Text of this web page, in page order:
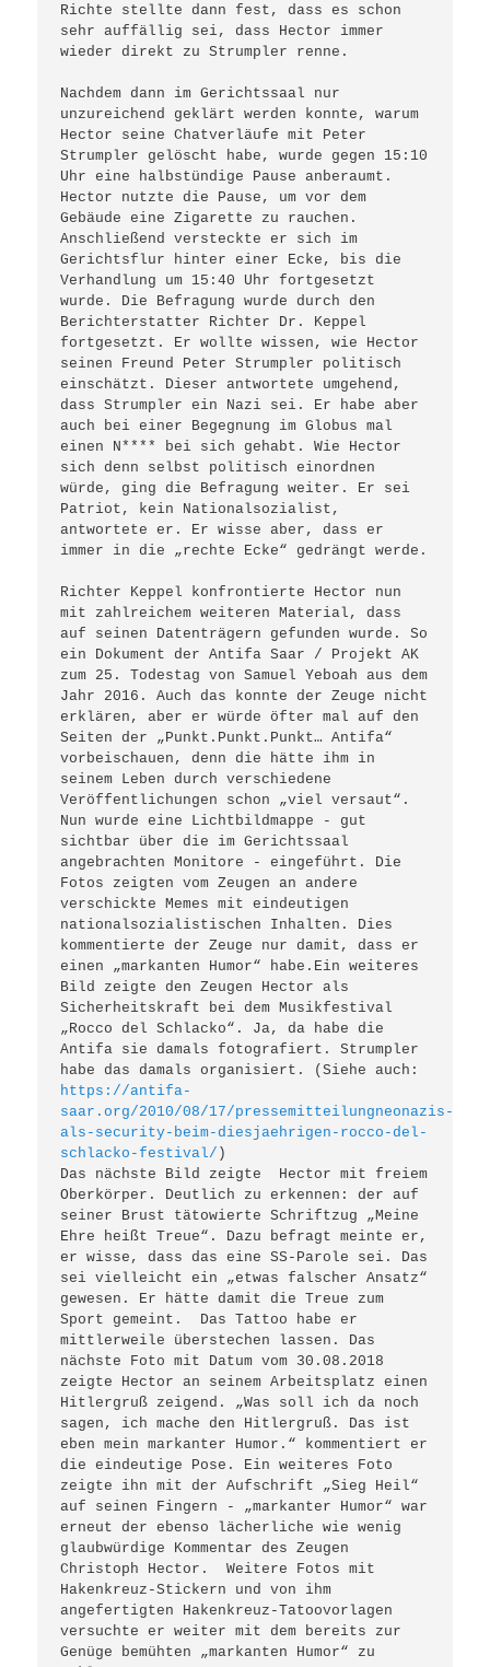
Richte stellte dann fest, dass es schon
sehr auffällig sei, dass Hector immer
wieder direkt zu Strumpler renne.
Nachdem dann im Gerichtssaal nur
unzureichend geklärt werden konnte, warum
Hector seine Chatverläufe mit Peter
Strumpler gelöscht habe, wurde gegen 15:10
Uhr eine halbstündige Pause anberaumt.
Hector nutzte die Pause, um vor dem
Gebäude eine Zigarette zu rauchen.
Anschließend versteckte er sich im
Gerichtsflur hinter einer Ecke, bis die
Verhandlung um 15:40 Uhr fortgesetzt
wurde. Die Befragung wurde durch den
Berichterstatter Richter Dr. Keppel
fortgesetzt. Er wollte wissen, wie Hector
seinen Freund Peter Strumpler politisch
einschätzt. Dieser antwortete umgehend,
dass Strumpler ein Nazi sei. Er habe aber
auch bei einer Begegnung im Globus mal
einen N**** bei sich gehabt. Wie Hector
sich denn selbst politisch einordnen
würde, ging die Befragung weiter. Er sei
Patriot, kein Nationalsozialist,
antwortete er. Er wisse aber, dass er
immer in die „rechte Ecke“ gedrängt werde.
Richter Keppel konfrontierte Hector nun
mit zahlreichem weiteren Material, dass
auf seinen Datenträgern gefunden wurde. So
ein Dokument der Antifa Saar / Projekt AK
zum 25. Todestag von Samuel Yeboah aus dem
Jahr 2016. Auch das konnte der Zeuge nicht
erklären, aber er würde öfter mal auf den
Seiten der „Punkt.Punkt.Punkt… Antifa“
vorbeischauen, denn die hätte ihm in
seinem Leben durch verschiedene
Veröffentlichungen schon „viel versaut“.
Nun wurde eine Lichtbildmappe - gut
sichtbar über die im Gerichtssaal
angebrachten Monitore - eingeführt. Die
Fotos zeigten vom Zeugen an andere
verschickte Memes mit eindeutigen
nationalsozialistischen Inhalten. Dies
kommentierte der Zeuge nur damit, dass er
einen „markanten Humor“ habe.Ein weiteres
Bild zeigte den Zeugen Hector als
Sicherheitskraft bei dem Musikfestival
„Rocco del Schlacko“. Ja, da habe die
Antifa sie damals fotografiert. Strumpler
https://antifa-
saar.org/2010/08/17/pressemitteilungneonazis-
als-security-beim-diesjaehrigen-rocco-del-
schlacko-festival/ )
Das nächste Bild zeigte  Hector mit freiem
Oberkörper. Deutlich zu erkennen: der auf
seiner Brust tätowierte Schriftzug „Meine
Ehre heißt Treue“. Dazu befragt meinte er,
er wisse, dass das eine SS-Parole sei. Das
sei vielleicht ein „etwas falscher Ansatz“
gewesen. Er hätte damit die Treue zum
Sport gemeint.  Das Tattoo habe er
mittlerweile überstechen lassen. Das
nächste Foto mit Datum vom 30.08.2018
zeigte Hector an seinem Arbeitsplatz einen
Hitlergruß zeigend. „Was soll ich da noch
sagen, ich mache den Hitlergruß. Das ist
eben mein markanter Humor.“ kommentiert er
die eindeutige Pose. Ein weiteres Foto
zeigte ihn mit der Aufschrift „Sieg Heil“
auf seinen Fingern - „markanter Humor“ war
erneut der ebenso lächerliche wie wenig
glaubwürdige Kommentar des Zeugen
Christoph Hector.  Weitere Fotos mit
Hakenkreuz-Stickern und von ihm
angefertigten Hakenkreuz-Tatoovorlagen
versuchte er weiter mit dem bereits zur
Genüge bemühten „markanten Humor“ zu